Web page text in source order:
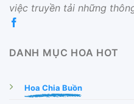
việc truyền tải những
DANH MỤC HOA HOT
Hoa Chia Buồn